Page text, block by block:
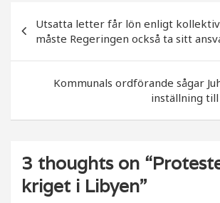
b
o
o
k
r
Utsatta letter får lön enligt
måste Regeringen också ta sitt
Kommunals ordförande sågar
inställning
3 thoughts on “
kriget i Libyen”